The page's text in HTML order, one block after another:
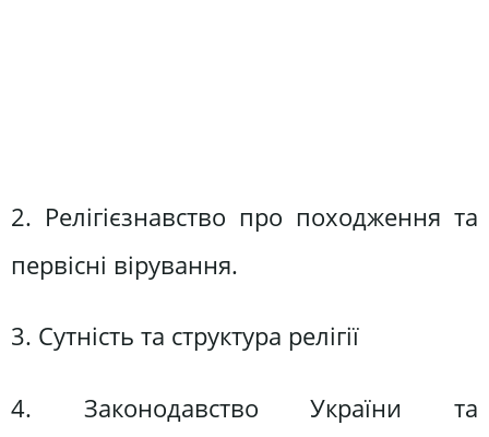
2. Релігієзнавство про походження та
первісні вірування.
3. Сутність та структура релігії
4. Законодавство України та